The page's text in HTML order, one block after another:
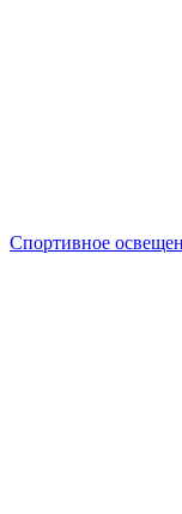
Спортивное